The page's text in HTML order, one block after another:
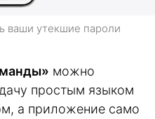
ваши утекшие пароли
можно
простым языком
а приложение само